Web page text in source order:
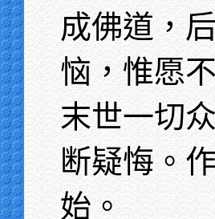
成佛道，
恼，惟愿
末世一切
断疑悔。
始。